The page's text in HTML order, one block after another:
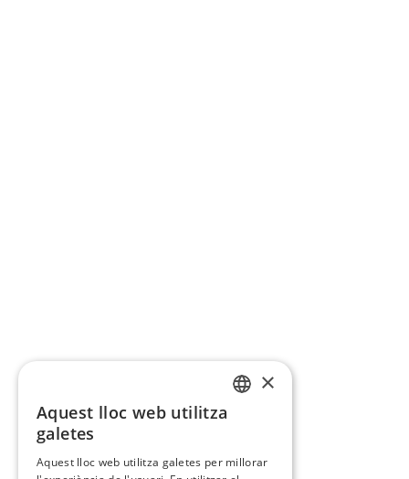
×
Aquest lloc web utilitza
galetes
Aquest lloc web utilitza galetes per millorar